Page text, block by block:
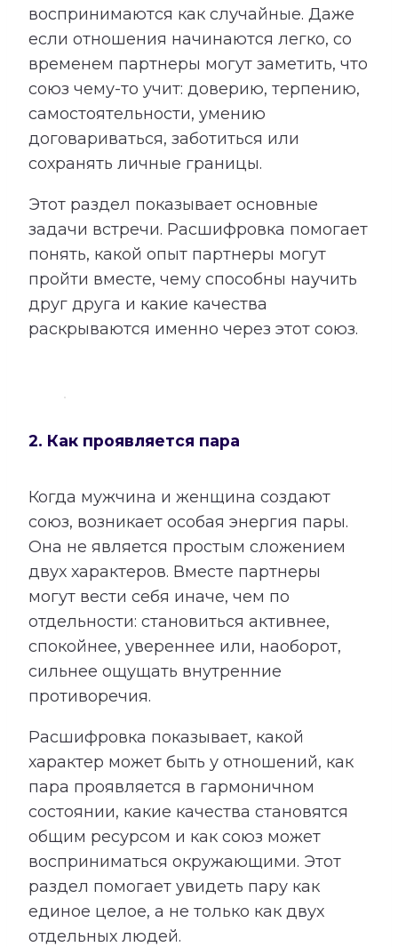
воспринимаются как случайные. Даже
если отношения начинаются легко, со
временем партнеры могут заметить, что
союз чему-то учит: доверию, терпению,
самостоятельности, умению
договариваться, заботиться или
сохранять личные границы.
Этот раздел показывает основные
задачи встречи. Расшифровка помогает
понять, какой опыт партнеры могут
пройти вместе, чему способны научить
друг друга и какие качества
раскрываются именно через этот союз.
2. Как проявляется пара
Когда мужчина и женщина создают
союз, возникает особая энергия пары.
Она не является простым сложением
двух характеров. Вместе партнеры
могут вести себя иначе, чем по
отдельности: становиться активнее,
спокойнее, увереннее или, наоборот,
сильнее ощущать внутренние
противоречия.
Расшифровка показывает, какой
характер может быть у отношений, как
пара проявляется в гармоничном
состоянии, какие качества становятся
общим ресурсом и как союз может
восприниматься окружающими. Этот
раздел помогает увидеть пару как
единое целое, а не только как двух
отдельных людей.